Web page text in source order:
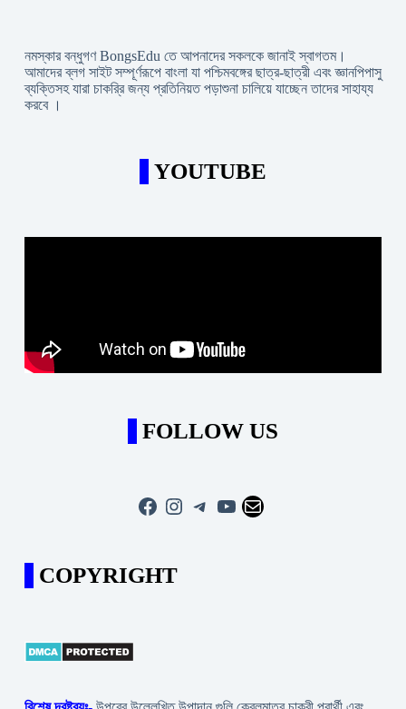
নমস্কার বন্ধুগণ BongsEdu তে আপনাদের সকলকে জানাই স্বাগতম।
আমাদের ব্লগ সাইট সম্পূর্ণরূপে বাংলা যা পশ্চিমবঙ্গের ছাত্র-ছাত্রী এবং জ্ঞানপিপাসু
ব্যক্তিসহ যারা চাকরি্র জন্য প্রতিনিয়ত পড়াশুনা চালিয়ে যাচ্ছেন তাদের সাহায্য
করবে ।
YOUTUBE
FOLLOW US
Facebook
Instagram
Telegram
YouTube
Mail
COPYRIGHT